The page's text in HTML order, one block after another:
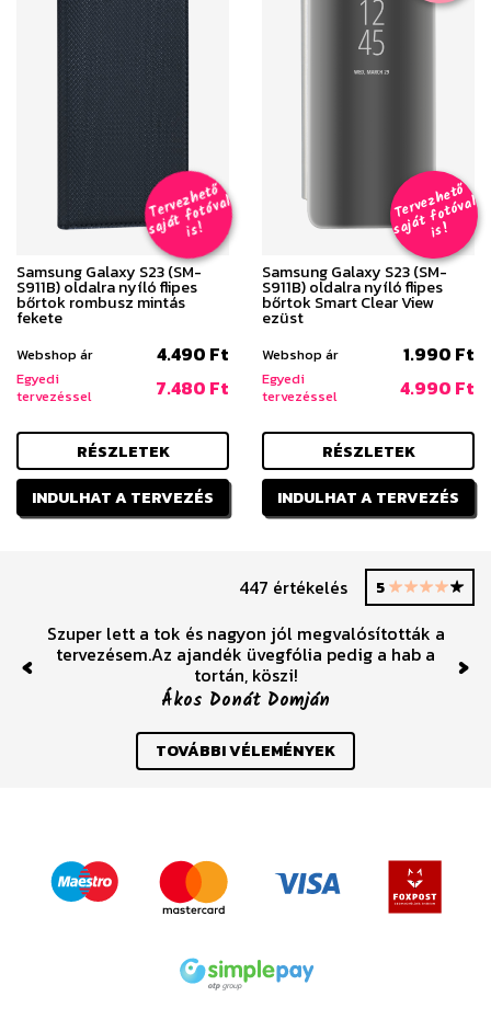
T
er
v
e
z
h
e
t
ő
s
aj
á
t
f
o
t
ó
v
al
i
s
!
Samsung Galaxy S23 (SM-
S911B) oldalra nyíló flipes
bőrtok rombusz mintás
fekete
Webshop ár 4.490 Ft
Egyedi
tervezéssel
7.480 Ft
RÉSZLETEK
INDULHAT A TERVEZÉS
T
er
v
e
z
h
e
t
ő
s
aj
á
t
f
o
t
ó
v
al
i
s
!
Samsung Galaxy S23 (SM-
S911B) oldalra nyíló flipes
bőrtok Smart Clear View
ezüst
Webshop ár 1.990 Ft
Egyedi
tervezéssel
4.990 Ft
RÉSZLETEK
INDULHAT A TERVEZÉS
447 értékelés 5
Szuper lett a tok és nagyon jól megvalósították a
tervezésem.Az ajandék üvegfólia pedig a hab a
tortán, köszi!
Ákos Donát Domján
Previous
TOVÁBBI VÉLEMÉNYEK